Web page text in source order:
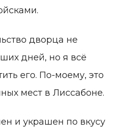
дворца не
дней, но я всё
его. По-моему, это
мест в Лиссабоне.
и украшен по вкусу